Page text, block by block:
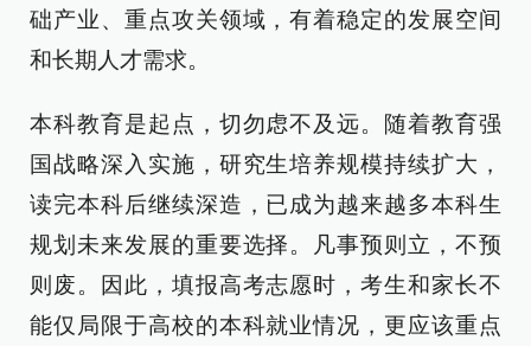
础产业、重点攻关领域，有着稳定的发展空间
和长期人才需求。
本科教育是起点，切勿虑不及远。随着教育强
国战略深入实施，研究生培养规模持续扩大，
读完本科后继续深造，已成为越来越多本科生
规划未来发展的重要选择。凡事预则立，不预
则废。因此，填报高考志愿时，考生和家长不
能仅局限于高校的本科就业情况，更应该重点